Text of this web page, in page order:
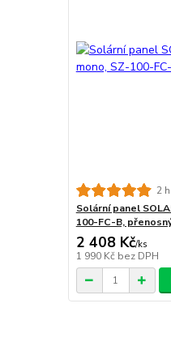
2
Solární panel
100-FC-B,
2 408 Kč/ks
1 990 Kč bez DPH